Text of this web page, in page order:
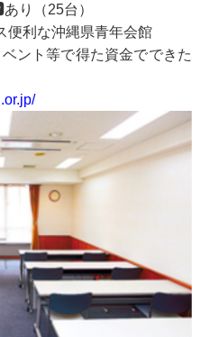
り（25台）
便利な沖縄県青年会館
ント等で得た資金でできた